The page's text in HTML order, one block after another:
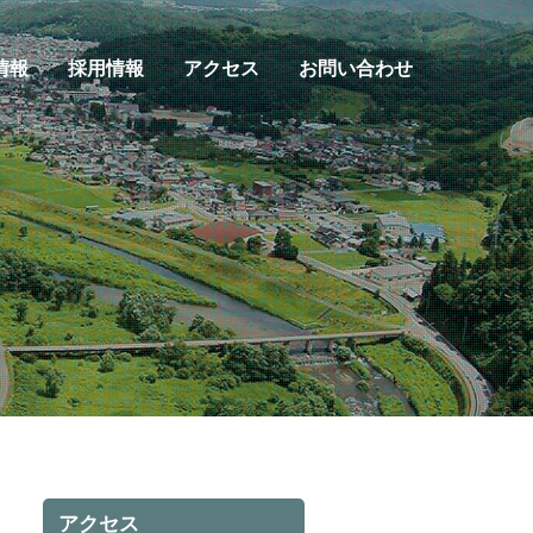
報 採用情報 アクセス お問い合わせ
アクセス